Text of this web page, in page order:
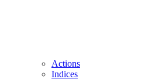
Actions
Indices